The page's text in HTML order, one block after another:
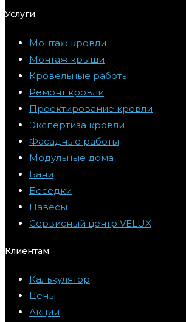
Услуги
Монтаж кровли
Монтаж крыши
Кровельные работы
Ремонт кровли
Проектирование кровли
Экспертиза кровли
Фасадные работы
Модульные дома
Бани
Беседки
Навесы
Сервисный центр VELUX
Клиентам
Калькулятор
Цены
Акции